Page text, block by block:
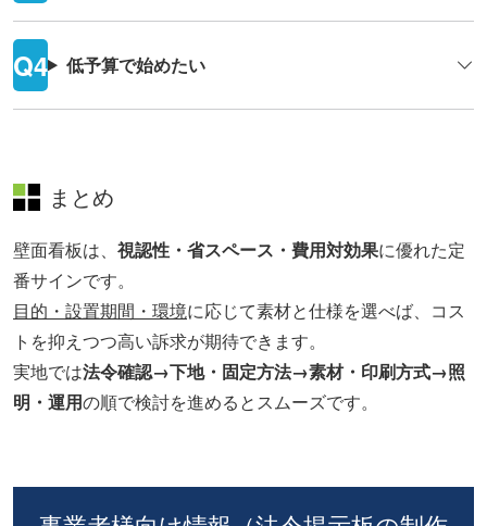
低予算で始めたい
まとめ
壁面看板は、 視認性・省スペース・費用対効果に優れた定
番サインです。
目的・設置期間・環境に応じて素材と仕様を選べば、コス
トを抑えつつ高い訴求が期待できます。
実地では法令確認→下地・固定方法→素材・印刷方式→照
明・運用の順で検討を進めるとスムーズです。